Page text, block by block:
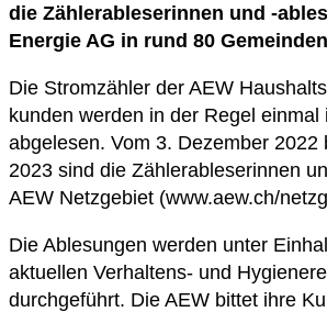
die Zählerableserinnen und -
Energie AG in rund 80
Die Stromzähler der AEW
kunden werden in der Regel einmal
abgelesen. Vom 3. Dezember 2022
2023 sind die Zählerableserinnen
AEW Netzgebiet (www.aew.ch/
Die Ablesungen werden unter
aktuellen Verhaltens- und
durchgeführt. Die AEW bittet ihre